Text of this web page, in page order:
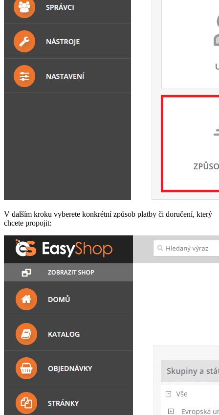
V dalším kroku vyberete konkrétní způsob platby či doručení, který
chcete propojit: